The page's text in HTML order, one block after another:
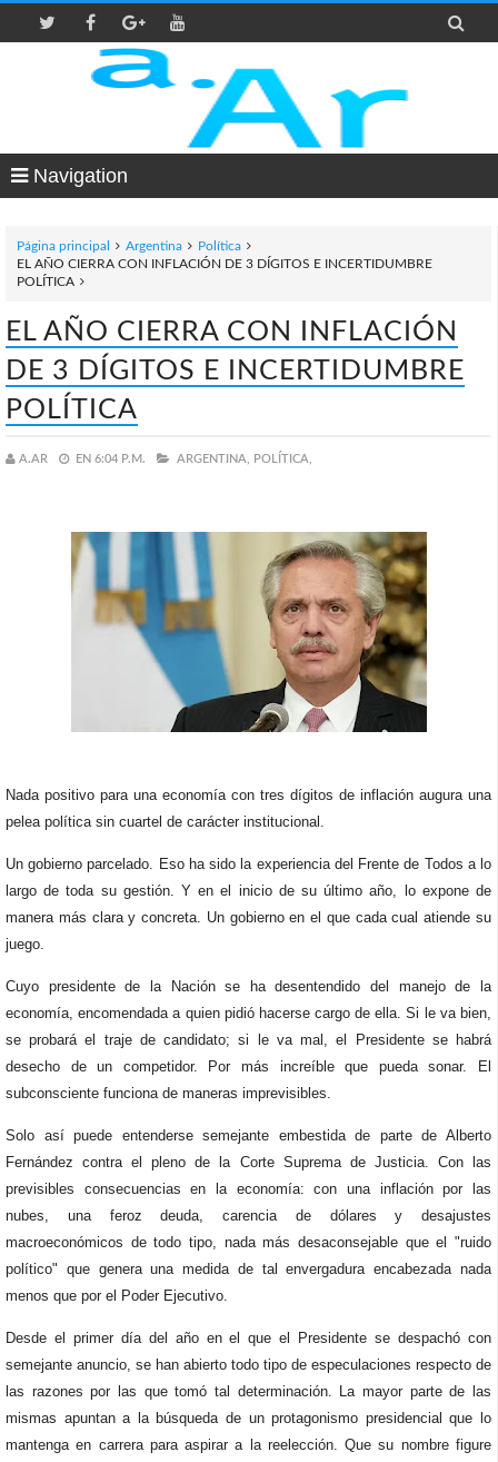

Navigation
Página principal Argentina
Política
EL AÑO CIERRA CON INFLACIÓN DE 3 DÍGITOS E INCERTIDUMBRE
POLÍTICA
EL AÑO CIERRA CON INFLACIÓN
DE 3 DÍGITOS E INCERTIDUMBRE
POLÍTICA
A.AR EN 6:04 P.M. ARGENTINA, POLÍTICA,
Nada positivo para una economía con tres dígitos de inflación augura una
pelea política sin cuartel de carácter institucional.
Un gobierno parcelado. Eso ha sido la experiencia del Frente de Todos a lo
largo de toda su gestión. Y en el inicio de su último año, lo expone de
manera más clara y concreta. Un gobierno en el que cada cual atiende su
juego.
Cuyo presidente de la Nación se ha desentendido del manejo de la
economía, encomendada a quien pidió hacerse cargo de ella. Si le va bien,
se probará el traje de candidato; si le va mal, el Presidente se habrá
desecho de un competidor. Por más increíble que pueda sonar. El
subconsciente funciona de maneras imprevisibles.
Solo así puede entenderse semejante embestida de parte de Alberto
Fernández contra el pleno de la Corte Suprema de Justicia. Con las
previsibles consecuencias en la economía: con una inflación por las
nubes, una feroz deuda, carencia de dólares y desajustes
macroeconómicos de todo tipo, nada más desaconsejable que el "ruido
político" que genera una medida de tal envergadura encabezada nada
menos que por el Poder Ejecutivo.
Desde el primer día del año en el que el Presidente se despachó con
semejante anuncio, se han abierto todo tipo de especulaciones respecto de
las razones por las que tomó tal determinación. La mayor parte de las
mismas apuntan a la búsqueda de un protagonismo presidencial que lo
mantenga en carrera para aspirar a la reelección. Que su nombre figure